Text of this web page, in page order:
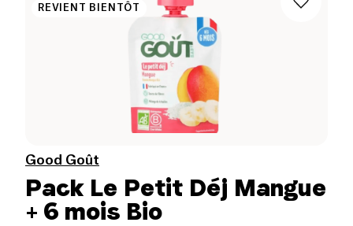
REVIENT BIENTÔT
Good Goût
Pack Le Petit Déj Mangue
+ 6 mois Bio